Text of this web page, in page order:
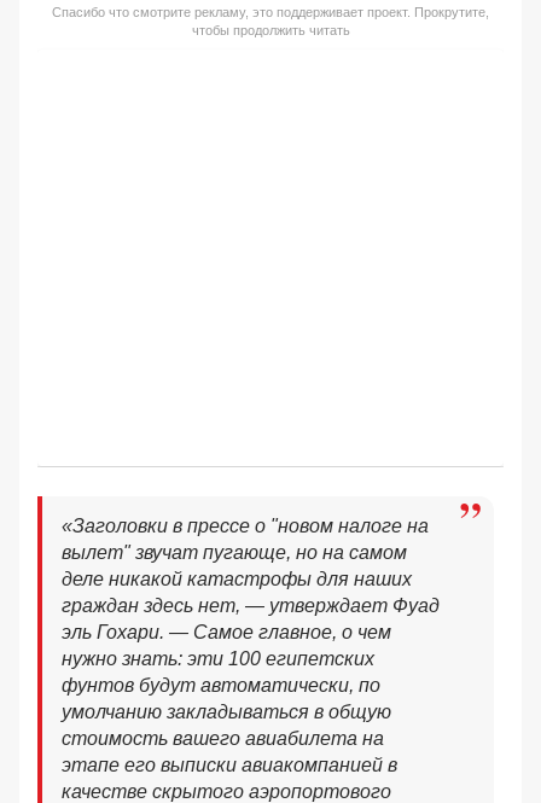
Спасибо что смотрите рекламу, это поддерживает проект. Прокрутите,
чтобы продолжить читать
«Заголовки в прессе о "новом налоге на
вылет" звучат пугающе, но на самом
деле никакой катастрофы для наших
граждан здесь нет, — утверждает Фуад
эль Гохари. — Самое главное, о чем
нужно знать: эти 100 египетских
фунтов будут автоматически, по
умолчанию закладываться в общую
стоимость вашего авиабилета на
этапе его выписки авиакомпанией в
качестве скрытого аэропортового